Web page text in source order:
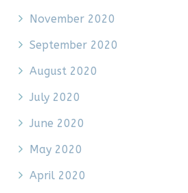
November 2020
September 2020
August 2020
July 2020
June 2020
May 2020
April 2020